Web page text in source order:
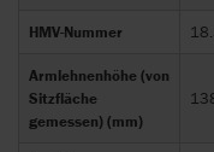
HMV-Nummer
Armlehnenhöhe (von
Sitzfläche
gemessen) (mm)